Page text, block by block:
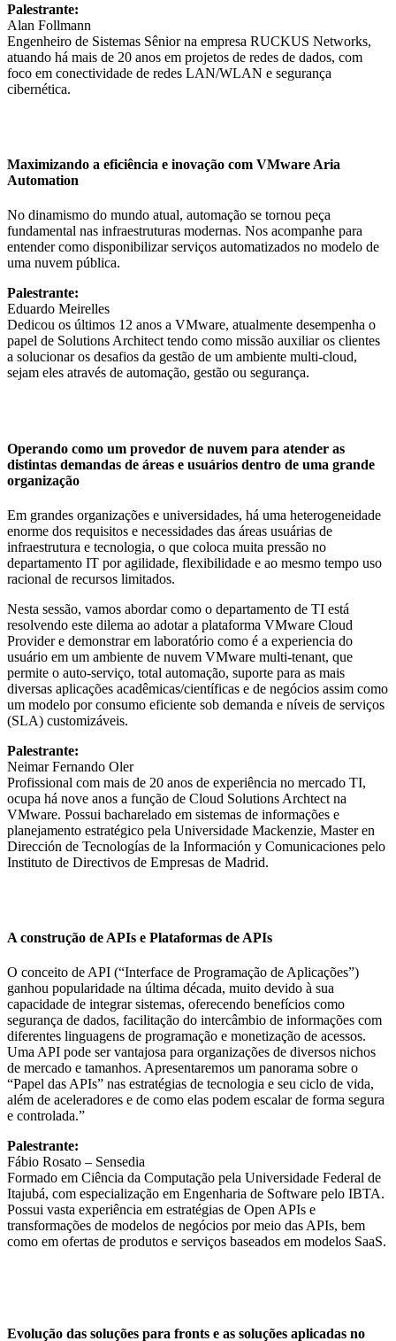
Palestrante:
Alan Follmann
Engenheiro de Sistemas Sênior na empresa RUCKUS Networks,
atuando há mais de 20 anos em projetos de redes de dados, com
foco em conectividade de redes LAN/WLAN e segurança
cibernética.
Maximizando a eficiência e inovação com VMware Aria
Automation
No dinamismo do mundo atual, automação se tornou peça
fundamental nas infraestruturas modernas. Nos acompanhe para
entender como disponibilizar serviços automatizados no modelo de
uma nuvem pública.
Palestrante:
Eduardo Meirelles
Dedicou os últimos 12 anos a VMware, atualmente desempenha o
papel de Solutions Architect tendo como missão auxiliar os clientes
a solucionar os desafios da gestão de um ambiente multi-cloud,
sejam eles através de automação, gestão ou segurança.
Operando como um provedor de nuvem para atender as
distintas demandas de áreas e usuários dentro de uma grande
organização
Em grandes organizações e universidades, há uma heterogeneidade
enorme dos requisitos e necessidades das áreas usuárias de
infraestrutura e tecnologia, o que coloca muita pressão no
departamento IT por agilidade, flexibilidade e ao mesmo tempo uso
racional de recursos limitados.
Nesta sessão, vamos abordar como o departamento de TI está
resolvendo este dilema ao adotar a plataforma VMware Cloud
Provider e demonstrar em laboratório como é a experiencia do
usuário em um ambiente de nuvem VMware multi-tenant, que
permite o auto-serviço, total automação, suporte para as mais
diversas aplicações acadêmicas/científicas e de negócios assim como
um modelo por consumo eficiente sob demanda e níveis de serviços
(SLA) customizáveis.
Palestrante:
Neimar Fernando Oler
Profissional com mais de 20 anos de experiência no mercado TI,
ocupa há nove anos a função de Cloud Solutions Archtect na
VMware. Possui bacharelado em sistemas de informações e
planejamento estratégico pela Universidade Mackenzie, Master en
Dirección de Tecnologías de la Información y Comunicaciones pelo
Instituto de Directivos de Empresas de Madrid.
A construção de APIs e Plataformas de APIs
O conceito de API (“Interface de Programação de Aplicações”)
ganhou popularidade na última década, muito devido à sua
capacidade de integrar sistemas, oferecendo benefícios como
segurança de dados, facilitação do intercâmbio de informações com
diferentes linguagens de programação e monetização de acessos.
Uma API pode ser vantajosa para organizações de diversos nichos
de mercado e tamanhos. Apresentaremos um panorama sobre o
“Papel das APIs” nas estratégias de tecnologia e seu ciclo de vida,
além de aceleradores e de como elas podem escalar de forma segura
e controlada.”
Palestrante:
Fábio Rosato – Sensedia
Formado em Ciência da Computação pela Universidade Federal de
Itajubá, com especialização em Engenharia de Software pelo IBTA.
Possui vasta experiência em estratégias de Open APIs e
transformações de modelos de negócios por meio das APIs, bem
como em ofertas de produtos e serviços baseados em modelos SaaS.
Evolução das soluções para fronts e as soluções aplicadas no